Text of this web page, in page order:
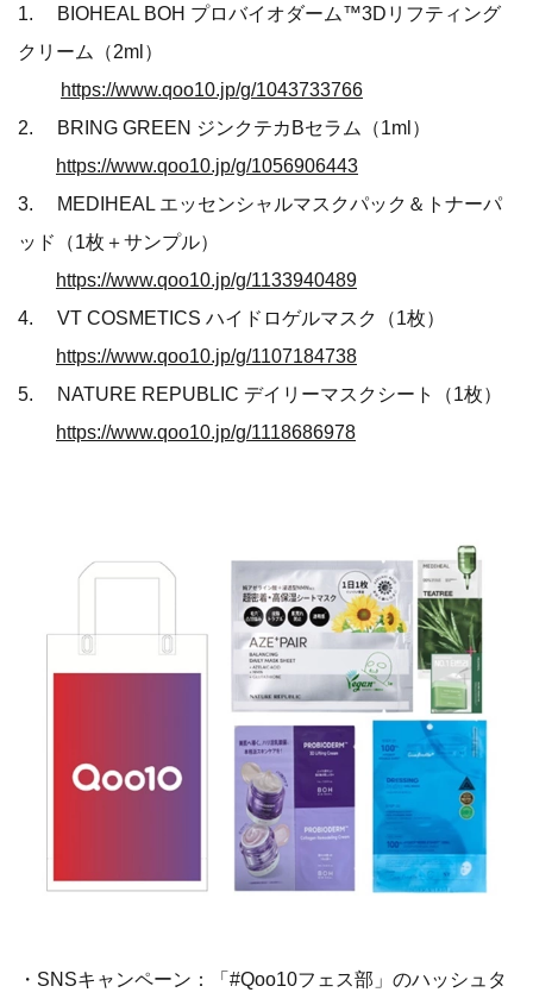
1. BIOHEAL BOH プロバイオダーム™3Dリフティング
クリーム（2ml）
https://www.qoo10.jp/g/1043733766
2. BRING GREEN ジンクテカBセラム（1ml）
https://www.qoo10.jp/g/1056906443
3. MEDIHEAL エッセンシャルマスクパック＆トナーパ
ッド（1枚＋サンプル）
https://www.qoo10.jp/g/1133940489
4. VT COSMETICS ハイドロゲルマスク（1枚）
https://www.qoo10.jp/g/1107184738
5. NATURE REPUBLIC デイリーマスクシート（1枚）
https://www.qoo10.jp/g/1118686978
・SNSキャンペーン：「#Qoo10フェス部」のハッシュタ